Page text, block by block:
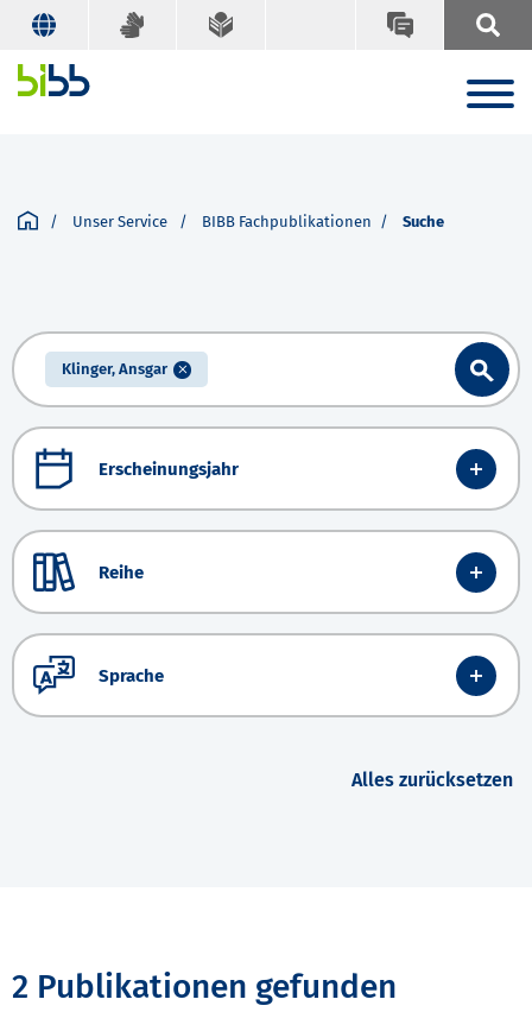
Unser Service BIBB Fachpublikationen Suche
Klinger, Ansgar
Erscheinungsjahr
Reihe
Sprache
Alles zurücksetzen
2 Publikationen gefunden